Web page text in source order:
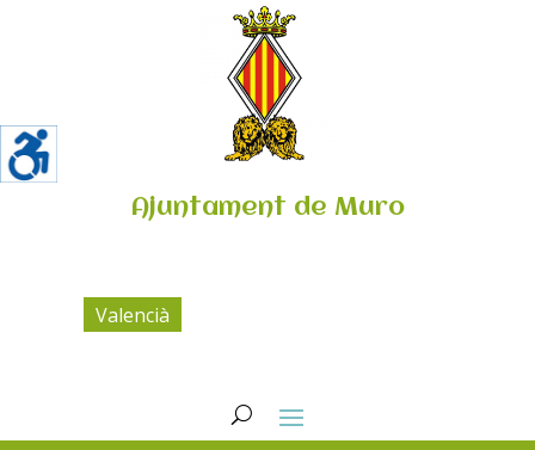
Ajuntament de Muro
Valencià